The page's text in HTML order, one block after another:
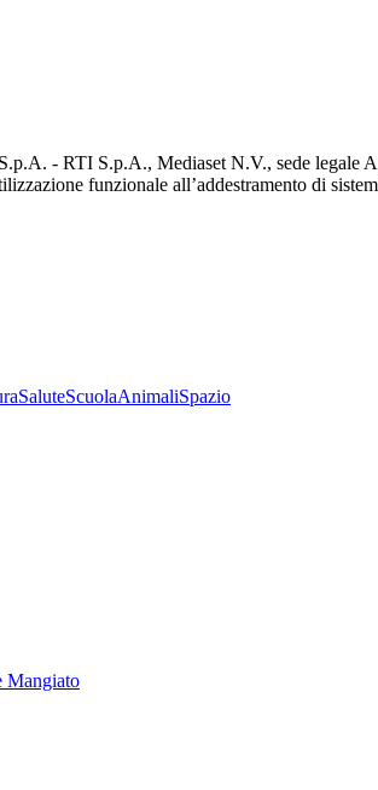
- RTI S.p.A., Mediaset N.V., sede legale
funzionale all’addestramento di
SaluteScuolaAnimaliSpazio
Mangiato